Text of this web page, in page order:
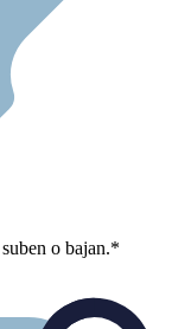
o bajan.*